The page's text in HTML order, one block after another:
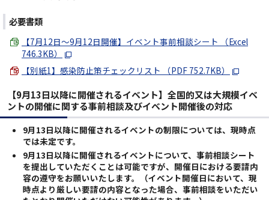
必要書類
【7月12日～9月12日開催】イベント事前相談シート （Excel
746.3KB）
【別紙1】感染防止策チェックリスト （PDF 752.7KB）
【9月13日以降に開催されるイベント】全国的又は大規模イベ
ントの開催に関する事前相談及びイベント開催後の対応
9月13日以降に開催されるイベントの制限については、現時点
では未定です。
9月13日以降に開催されるイベントについて、事前相談シート
を提出していただくことは可能ですが、開催日における要請内
容の遵守をお願いいたします。（イベント開催日において、現
時点より厳しい要請の内容となった場合、事前相談をいただい